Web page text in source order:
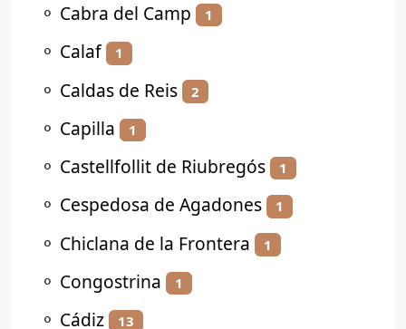
⚬ Cabra del Camp 1
⚬ Calaf 1
⚬ Caldas de Reis 2
⚬ Capilla 1
⚬ Castellfollit de Riubregós 1
⚬ Cespedosa de Agadones 1
⚬ Chiclana de la Frontera 1
⚬ Congostrina 1
⚬ Cádiz 13